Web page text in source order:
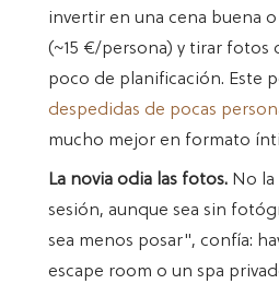
invertir en una cena buena
(~15 €/persona) y tirar fotos
poco de planificación. Este
despedidas de pocas
mucho mejor en formato
La novia odia las fotos. No la
sesión, aunque sea sin
sea menos posar", confía:
escape room o un spa